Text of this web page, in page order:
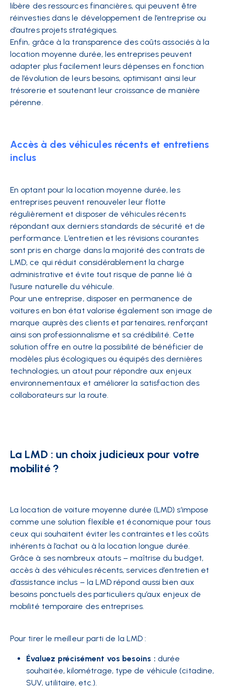
libère des ressources financières, qui peuvent être
réinvesties dans le développement de l’entreprise ou
d’autres projets stratégiques.
Enfin, grâce à la transparence des coûts associés à la
location moyenne durée, les entreprises peuvent
adapter plus facilement leurs dépenses en fonction
de l’évolution de leurs besoins, optimisant ainsi leur
trésorerie et soutenant leur croissance de manière
pérenne.
Accès à des véhicules récents et entretiens
inclus
En optant pour la location moyenne durée, les
entreprises peuvent renouveler leur flotte
régulièrement et disposer de véhicules récents
répondant aux derniers standards de sécurité et de
performance. L’entretien et les révisions courantes
sont pris en charge dans la majorité des contrats de
LMD, ce qui réduit considérablement la charge
administrative et évite tout risque de panne lié à
l’usure naturelle du véhicule.
Pour une entreprise, disposer en permanence de
voitures en bon état valorise également son image de
marque auprès des clients et partenaires, renforçant
ainsi son professionnalisme et sa crédibilité. Cette
solution offre en outre la possibilité de bénéficier de
modèles plus écologiques ou équipés des dernières
technologies, un atout pour répondre aux enjeux
environnementaux et améliorer la satisfaction des
collaborateurs sur la route.
La LMD : un choix judicieux pour votre
mobilité ?
La location de voiture moyenne durée (LMD) s’impose
comme une solution flexible et économique pour tous
ceux qui souhaitent éviter les contraintes et les coûts
inhérents à l’achat ou à la location longue durée.
Grâce à ses nombreux atouts – maîtrise du budget,
accès à des véhicules récents, services d’entretien et
d’assistance inclus – la LMD répond aussi bien aux
besoins ponctuels des particuliers qu’aux enjeux de
mobilité temporaire des entreprises.
Pour tirer le meilleur parti de la LMD :
Évaluez précisément vos besoins : durée
souhaitée, kilométrage, type de véhicule (citadine,
SUV, utilitaire, etc.).